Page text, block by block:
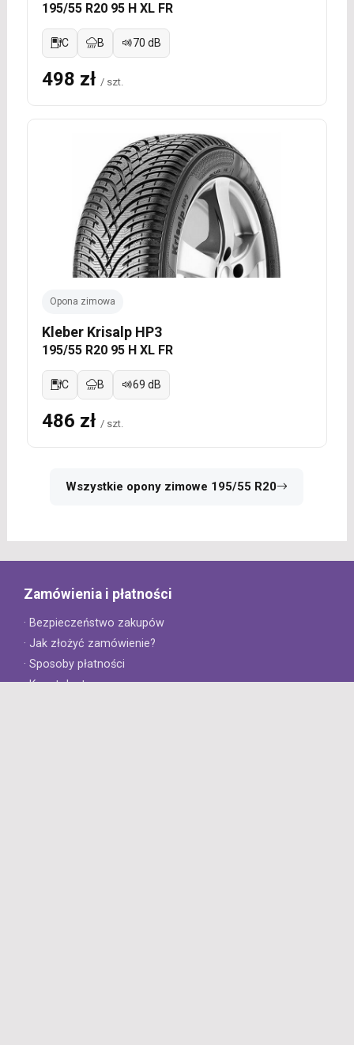
195/55 R20 95 H XL FR
C B 70 dB
498 zł / szt.
Opona zimowa
Kleber Krisalp HP3
195/55 R20 95 H XL FR
C B 69 dB
486 zł / szt.
Wszystkie opony zimowe 195/55 R20
Zamówienia i płatności
· Bezpieczeństwo zakupów
· Jak złożyć zamówienie?
· Sposoby płatności
· Koszt dostawy